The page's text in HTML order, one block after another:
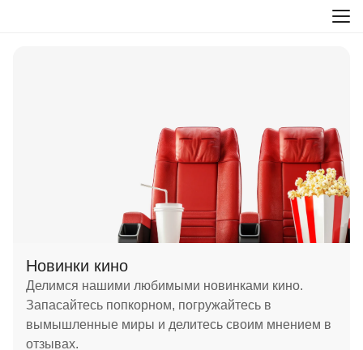
Новинки кино
Делимся нашими любимыми новинками кино.
Запасайтесь попкорном, погружайтесь в
вымышленные миры и делитесь своим мнением в
отзывах.